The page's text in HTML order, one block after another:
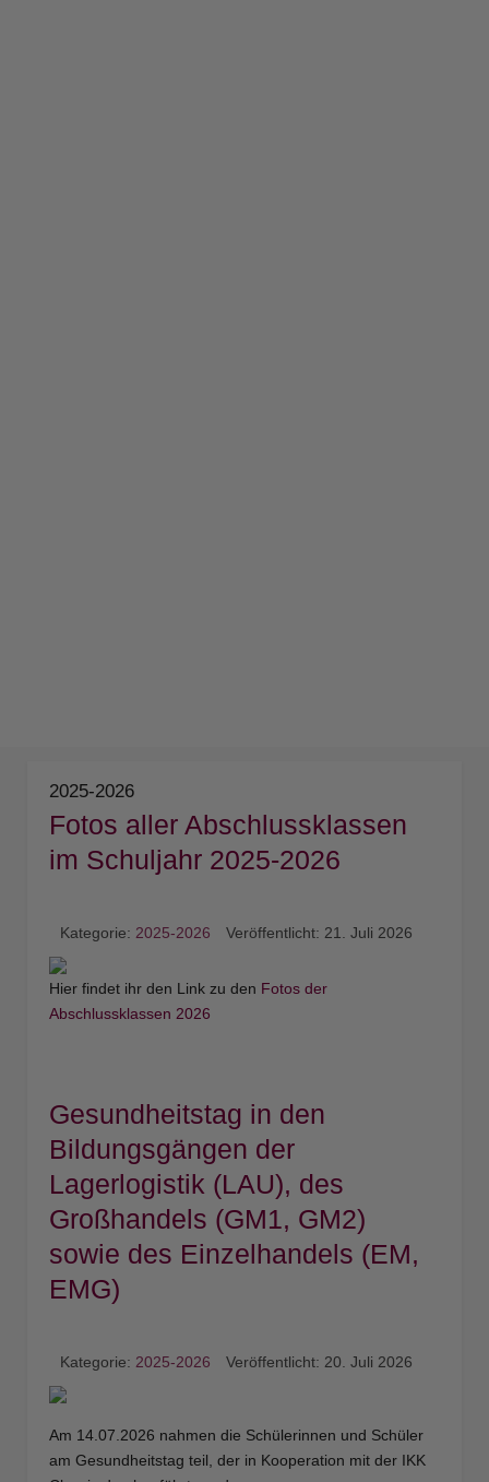
2025-2026
Fotos aller Abschlussklassen
im Schuljahr 2025-2026
Kategorie:2025-2026 Veröffentlicht: 21. Juli 2026
Hier findet ihr den Link zu den Fotos der
Abschlussklassen 2026
Gesundheitstag in den
Bildungsgängen der
Lagerlogistik (LAU), des
Großhandels (GM1, GM2)
sowie des Einzelhandels (EM,
EMG)
Kategorie:2025-2026 Veröffentlicht: 20. Juli 2026
Am 14.07.2026 nahmen die Schülerinnen und Schüler
am Gesundheitstag teil, der in Kooperation mit der IKK